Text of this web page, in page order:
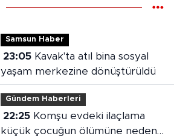
Samsun Haber
23:05Kavak'ta atıl bina sosyal
yaşam merkezine dönüştürüldü
Gündem Haberleri
22:25Komşu evdeki ilaçlama
küçük çocuğun ölümüne neden